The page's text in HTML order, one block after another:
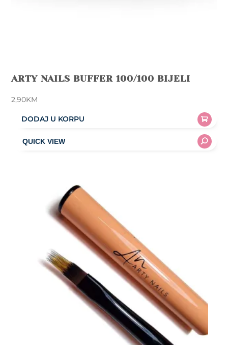
ARTY NAILS BUFFER 100/100 BIJELI
2,90KM
DODAJ U KORPU